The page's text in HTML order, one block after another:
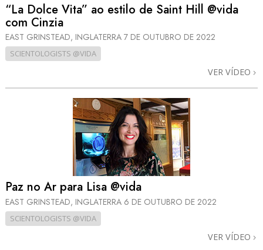
“La Dolce Vita” ao estilo de Saint Hill @vida
com Cinzia
EAST GRINSTEAD, INGLATERRA 7 DE OUTUBRO DE 2022
SCIENTOLOGISTS @VIDA
VER VÍDEO
Paz no Ar para Lisa @vida
EAST GRINSTEAD, INGLATERRA 6 DE OUTUBRO DE 2022
SCIENTOLOGISTS @VIDA
VER VÍDEO